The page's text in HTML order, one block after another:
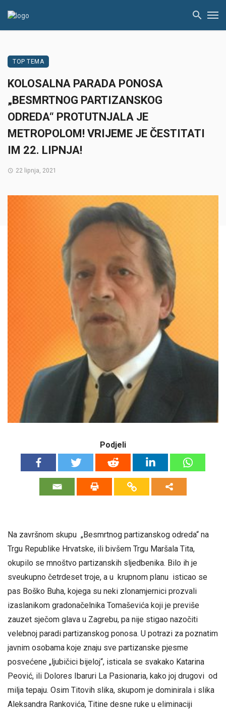
TOP TEMA
KOLOSALNA PARADA PONOSA
„BESMRTNOG PARTIZANSKOG
ODREDA“ PROTUTNJALA JE
METROPOLOM! VRIJEME JE ČESTITATI
IM 22. LIPNJA!
22 lipnja, 2021
Podjeli
Na završnom skupu „Besmrtnog partizanskog odreda“ na
Trgu Republike Hrvatske, ili bivšem Trgu Maršala Tita,
okupilo se mnoštvo partizanskih sljedbenika. Bilo ih je
sveukupno četrdeset troje, a u krupnom planu isticao se
pas Boško Buha, kojega su neki zlonamjernici prozvali
izaslanikom gradonačelnika Tomaševića koji je previše
zauzet sječom glava u Zagrebu, pa nije stigao nazočiti
velebnoj paradi partizanskog ponosa. U potrazi za poznatim
javnim osobama koje znaju sve partizanske pjesme
posvećene „ljubičici bijeloj“, isticala se svakako Katarina
Peović, ili Dolores Ibaruri La Pasionaria, kako joj drugovi od
milja tepaju. Osim Titovih slika, skupom je dominirala i slika
Aleksandra Rankovića, Titine desne ruke u eliminaciji